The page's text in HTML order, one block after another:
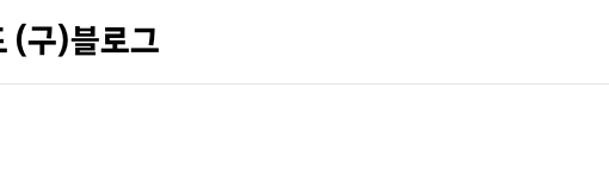
(구)블로그